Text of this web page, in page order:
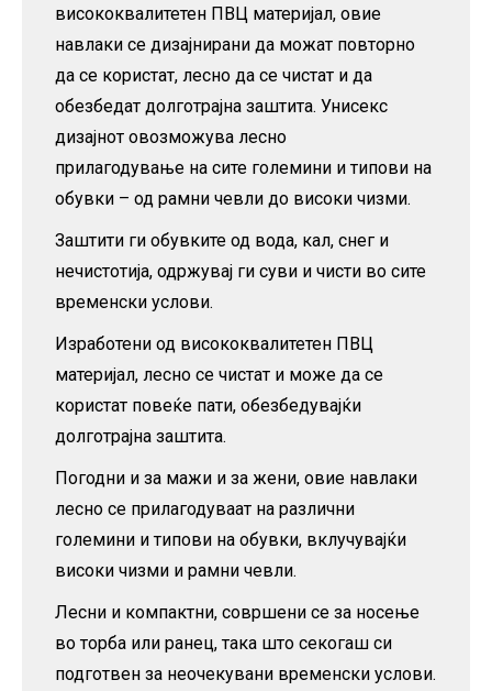
висококвалитетен ПВЦ материјал, овие
навлаки се дизајнирани да можат повторно
да се користат, лесно да се чистат и да
обезбедат долготрајна заштита. Унисекс
дизајнот овозможува лесно
прилагодување на сите големини и типови на
обувки – од рамни чевли до високи чизми.
Заштити ги обувките од вода, кал, снег и
нечистотија, одржувај ги суви и чисти во сите
временски услови.
Изработени од висококвалитетен ПВЦ
материјал, лесно се чистат и може да се
користат повеќе пати, обезбедувајќи
долготрајна заштита.
Погодни и за мажи и за жени, овие навлаки
лесно се прилагодуваат на различни
големини и типови на обувки, вклучувајќи
високи чизми и рамни чевли.
Лесни и компактни, совршени се за носење
во торба или ранец, така што секогаш си
подготвен за неочекувани временски услови.